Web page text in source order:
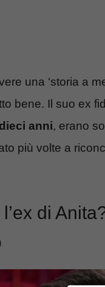
una ‘storia a
bene. Il suo ex
anni, erano
più volte a
di